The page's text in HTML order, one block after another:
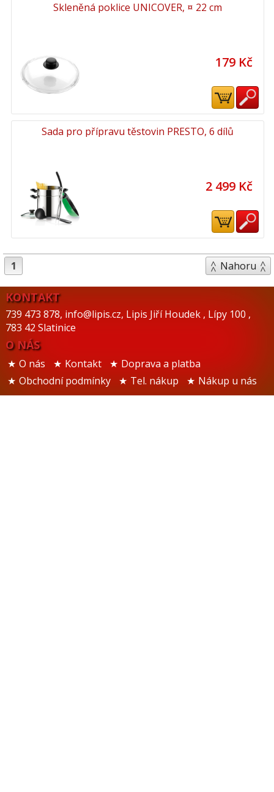
Skleněná poklice UNICOVER, ¤ 22 cm
179 Kč
Sada pro přípravu těstovin PRESTO, 6 dílů
2 499 Kč
1 Nahoru
KONTAKT
739 473 878, info@lipis.cz, Lipis Jiří Houdek , Lípy 100 ,
783 42 Slatinice
O NÁS
O nás Kontakt
Doprava a platba
Obchodní podmínky
Tel. nákup Nákup u nás